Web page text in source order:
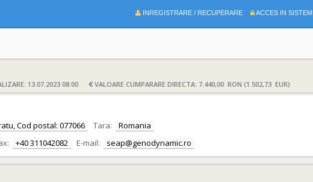
INREGISTRARE / RECUPERARE ACCES IN SISTEM
13.07.2023 08:00 VALOARE CUMPARARE DIRECTA: 7.440,00 RON (1.502,73 EUR)
Cod postal: 077066 Tara:
Romania
+40 311042082 E-mail: seap@genodynamic.ro